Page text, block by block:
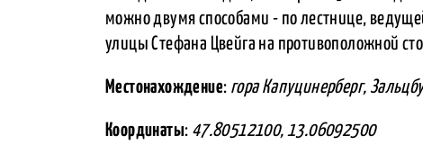
можно двумя способами - по лестнице,
улицы Стефана Цвейга на противоположной
Местонахождение: гора Капуцинерберг,
Координаты: 47.80512100, 13.06092500